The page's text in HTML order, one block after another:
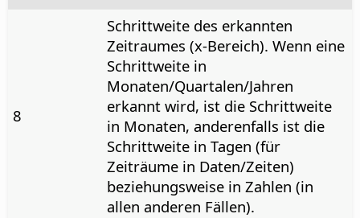
8
Schrittweite des erkannten
Zeitraumes (x-Bereich). Wenn eine
Schrittweite in
Monaten/Quartalen/Jahren
erkannt wird, ist die Schrittweite
in Monaten, anderenfalls ist die
Schrittweite in Tagen (für
Zeiträume in Daten/Zeiten)
beziehungsweise in Zahlen (in
allen anderen Fällen).